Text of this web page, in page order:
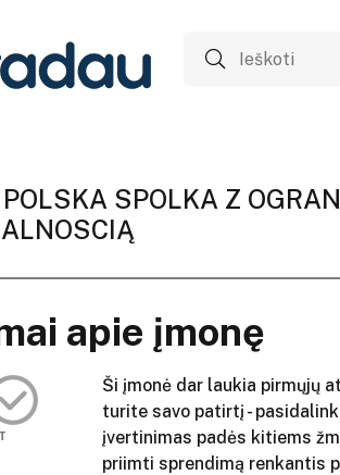
SPOLKA Z
apie įmonę
Ši įmonė dar laukia pirmųjų
turite savo patirtį -
įvertinimas padės kitiems
priimti sprendimą renkantis